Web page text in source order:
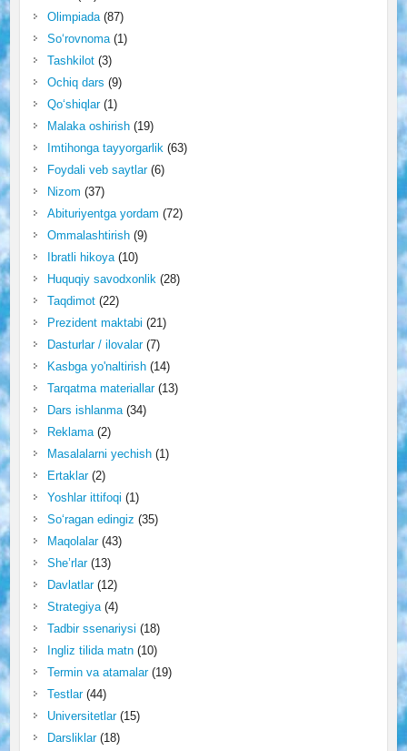
Olimpiada(87)
So‘rovnoma(1)
Tashkilot(3)
Ochiq dars (9)
Qo‘shiqlar(1)
Malaka oshirish(19)
Imtihonga tayyorgarlik (63)
Foydali veb saytlar(6)
Nizom (37)
Abituriyentga yordam (72)
Ommalashtirish(9)
Ibratli hikoya(10)
Huquqiy savodxonlik (28)
Taqdimot(22)
Prezident maktabi (21)
Dasturlar / ilovalar(7)
Kasbga yo'naltirish(14)
Tarqatma materiallar(13)
Dars ishlanma(34)
Reklama(2)
Masalalarni yechish(1)
Ertaklar(2)
Yoshlar ittifoqi (1)
So‘ragan edingiz (35)
Maqolalar(43)
She’rlar(13)
Davlatlar(12)
Strategiya(4)
Tadbir ssenariysi (18)
Ingliz tilida matn(10)
Termin va atamalar(19)
Testlar(44)
Universitetlar(15)
Darsliklar(18)